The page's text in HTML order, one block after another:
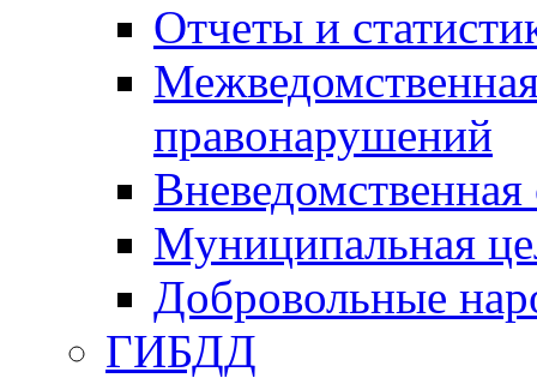
Отчеты и
правонарушений
Вневедомственная
Муниципальная
Добровольные
ГИБДД